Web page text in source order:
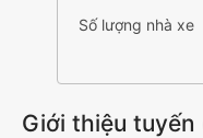
Số lượng nhà xe
Giới thiệu